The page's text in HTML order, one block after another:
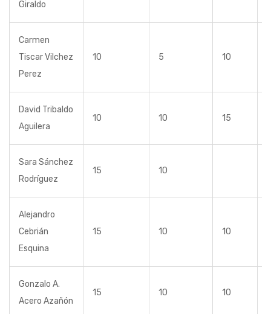
Giraldo
Carmen
Tiscar Vilchez
Perez
10 5 10
David Tribaldo
Aguilera
10 10 15
Sara Sánchez
Rodríguez
15 10
Alejandro
Cebrián
Esquina
15 10 10
Gonzalo A.
Acero Azañón
15 10 10